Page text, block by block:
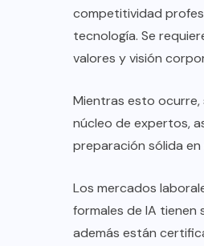
competitividad
tecnología. Se
valores y visión
Mientras esto ocurre,
núcleo de expertos,
preparación sólida en
Los mercados
formales de IA tienen
además están